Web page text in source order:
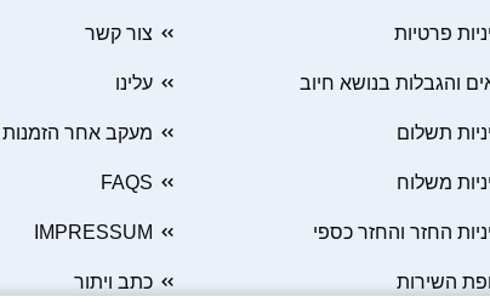
פרטיות
והגבלות בנושא חיוב
תשלום
משלוח
החזר והחזר כספי
השירות
צור קשר
עלינו
מעקב אחר הזמנות
FAQS
IMPRESSUM
כתב ויתור